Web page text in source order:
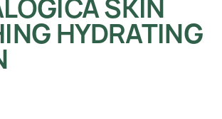
SKIN
HYDRATING